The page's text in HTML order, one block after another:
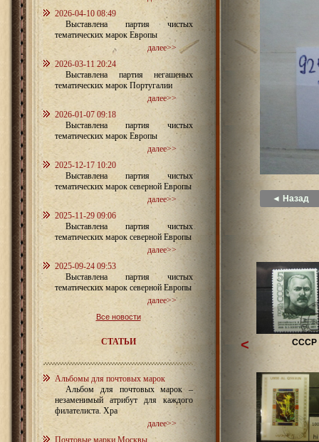
2026-04-10 08:49
Выставлена партия чистых
тематических марок Европы
далее>>
2026-03-11 20:24
Выставлена партия негашеных
тематических марок Португалии
далее>>
2026-01-07 09:18
Выставлена партия чистых
тематических марок Европы
далее>>
2025-12-17 10:20
Выставлена партия чистых
тематических марок северной Европы
далее>>
2025-11-29 09:06
Выставлена партия чистых
тематических марок северной Европы
далее>>
2025-09-24 09:53
Выставлена партия чистых
тематических марок северной Европы
далее>>
Все новости
СТАТЬИ
Альбомы для почтовых марок
Альбом для почтовых марок –
незаменимый атрибут для каждого
филателиста. Хра
далее>>
Почтовые марки Москвы
◄ Назад
СССР
<